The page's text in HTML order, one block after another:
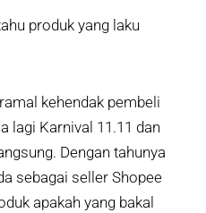
produk yang laku
kehendak pembeli
lagi Karnival 11.11 dan
Dengan tahunya
sebagai seller Shopee
apakah yang bakal